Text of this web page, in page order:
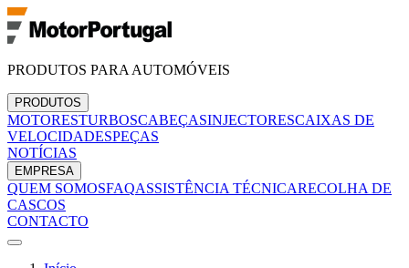
PRODUTOS PARA AUTOMÓVEIS
PRODUTOS
MOTORESTURBOSCABEÇASINJECTORESCAIXAS DE
VELOCIDADESPEÇAS
NOTÍCIAS
EMPRESA
QUEM SOMOSFAQASSISTÊNCIA TÉCNICARECOLHA DE
CASCOS
CONTACTO